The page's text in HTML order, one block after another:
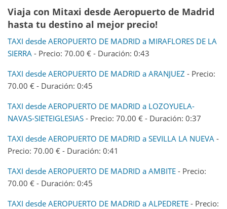
Viaja con Mitaxi desde Aeropuerto de Madrid
hasta tu destino al mejor precio!
TAXI desde AEROPUERTO DE MADRID a MIRAFLORES DE LA
SIERRA - Precio: 70.00 € - Duración: 0:43
TAXI desde AEROPUERTO DE MADRID a ARANJUEZ - Precio:
70.00 € - Duración: 0:45
TAXI desde AEROPUERTO DE MADRID a LOZOYUELA-
NAVAS-SIETEIGLESIAS - Precio: 70.00 € - Duración: 0:37
TAXI desde AEROPUERTO DE MADRID a SEVILLA LA NUEVA -
Precio: 70.00 € - Duración: 0:41
TAXI desde AEROPUERTO DE MADRID a AMBITE - Precio:
70.00 € - Duración: 0:45
TAXI desde AEROPUERTO DE MADRID a ALPEDRETE - Precio: